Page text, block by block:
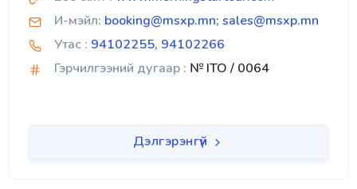
И-мэйл: booking@msxp.mn; sales@msxp.mn
Утас : 94102255, 94102266
Гэрчилгээний дугаар : № ITO / 0064
Дэлгэрэнгүй